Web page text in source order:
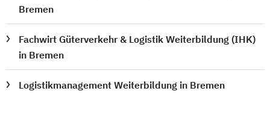
Bremen
Fachwirt Güterverkehr & Logistik Weiterbildung (IHK)
in Bremen
Logistikmanagement Weiterbildung in Bremen